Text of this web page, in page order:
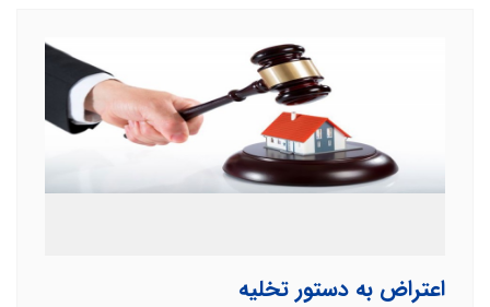
اعتراض به دستور تخلیه